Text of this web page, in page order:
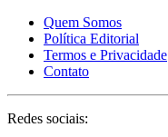
Quem Somos
Política Editorial
Termos e Privacidade
Contato
Redes sociais: